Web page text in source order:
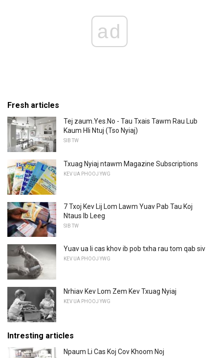
ad
Fresh articles
Tej zaum.Yes.No - Tau Txais Tawm Rau Lub
Kaum Hli Ntuj (Tso Nyiaj)
SIB TW
Txuag Nyiaj ntawm Magazine Subscriptions
KEV UA PHOOJ YWG
7 Txoj Kev Lij Lom Lawm Yuav Pab Tau Koj
Ntaus Ib Leeg
SIB TW
Yuav ua li cas khov ib pob txha rau tom qab siv
KEV UA PHOOJ YWG
Nrhiav Kev Lom Zem Kev Txuag Nyiaj
KEV UA PHOOJ YWG
Intresting articles
Npaum Li Cas Koj Cov Khoom Noj